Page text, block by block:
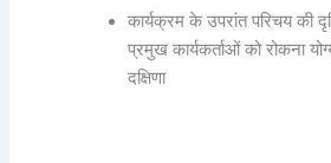
कार्यक्रम के उपरांत परिचय की
प्रमुख कार्यकर्ताओं को रोकना
दक्षिणा